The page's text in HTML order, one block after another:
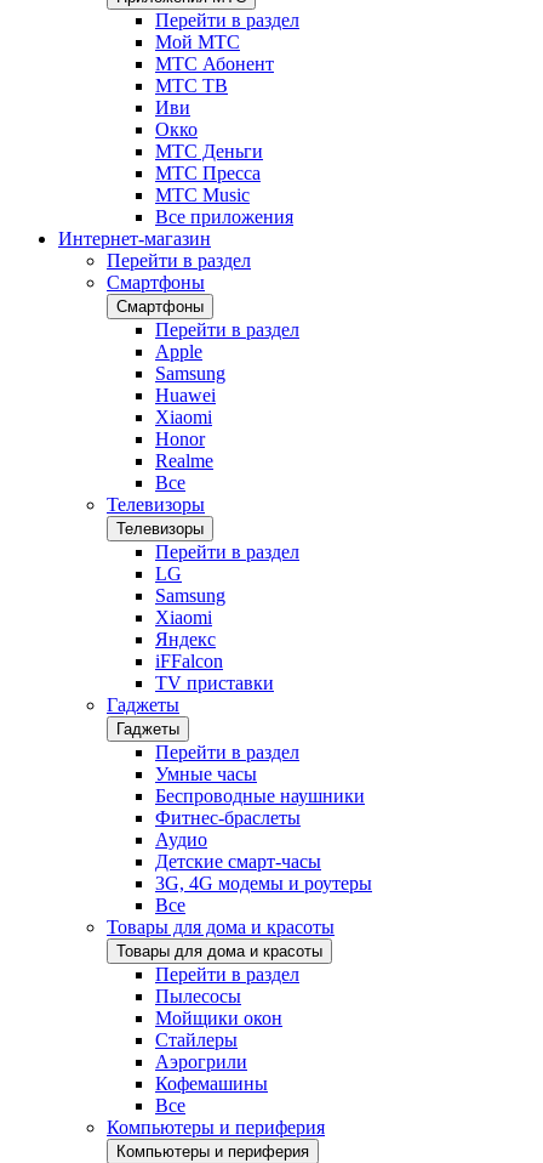
Перейти в раздел
Мой МТС
МТС Абонент
МТС ТВ
Иви
Окко
МТС Деньги
МТС Пресса
МТС Music
Все приложения
Интернет-магазин
Перейти в раздел
Смартфоны
Смартфоны
Перейти в раздел
Apple
Samsung
Huawei
Xiaomi
Honor
Realme
Все
Телевизоры
Телевизоры
Перейти в раздел
LG
Samsung
Xiaomi
Яндекс
iFFalcon
TV приставки
Гаджеты
Гаджеты
Перейти в раздел
Умные часы
Беспроводные наушники
Фитнес-браслеты
Аудио
Детские смарт-часы
3G, 4G модемы и роутеры
Все
Товары для дома и красоты
Товары для дома и красоты
Перейти в раздел
Пылесосы
Мойщики окон
Стайлеры
Аэрогрили
Кофемашины
Все
Компьютеры и периферия
Компьютеры и периферия